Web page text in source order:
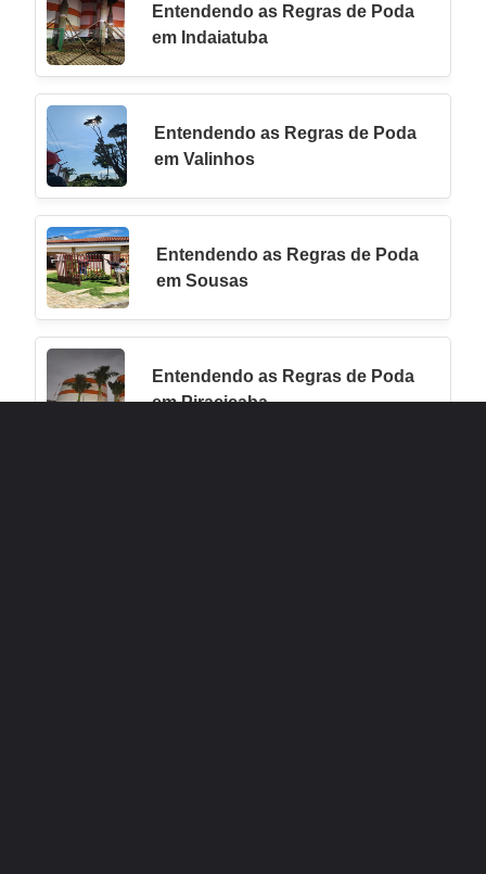
Entendendo as Regras de Poda
em Indaiatuba
Entendendo as Regras de Poda
em Valinhos
Entendendo as Regras de Poda
em Sousas
Entendendo as Regras de Poda
em Piracicaba